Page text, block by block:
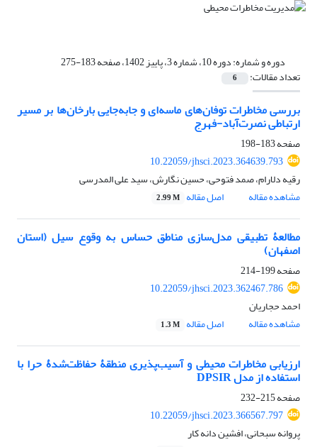
دوره و شماره:دوره 10، شماره 3، پاییز 1402، صفحه 183-275
تعداد مقالات: 6
بررسی مخاطرات توفان‌های ماسه‌ای و جابه‌جایی بارخان‌ها بر مسیر
ارتباطی نصرت‌آباد-فهرج
صفحه183-198
10.22059/jhsci.2023.364639.793
رقیه دلارام، صمد فتوحی، حسین نگارش، سید علی المدرسی
مشاهده مقاله
اصل مقاله 2.99 M
مطالعۀ تطبیقی مدل‌سازی مناطق حساس به وقوع سیل (استان
اصفهان)
صفحه199-214
10.22059/jhsci.2023.362467.786
احمد حجاریان
مشاهده مقاله
اصل مقاله 1.3 M
ارزیابی مخاطرات محیطی و آسیب‌پذیری منطقۀ حفاظت‌شدۀ حرا با
استفاده از مدل DPSIR
صفحه215-232
10.22059/jhsci.2023.366567.797
پروانه سبحانی، افشین دانه کار